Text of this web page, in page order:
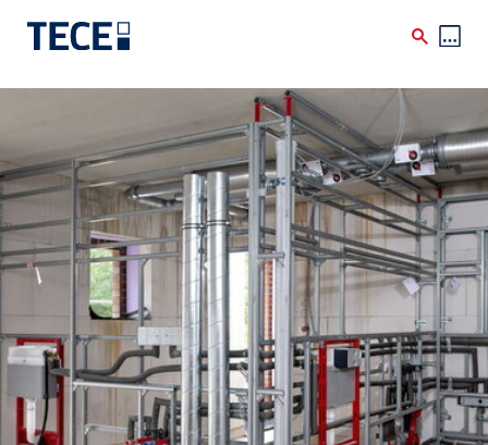
Skip to main content